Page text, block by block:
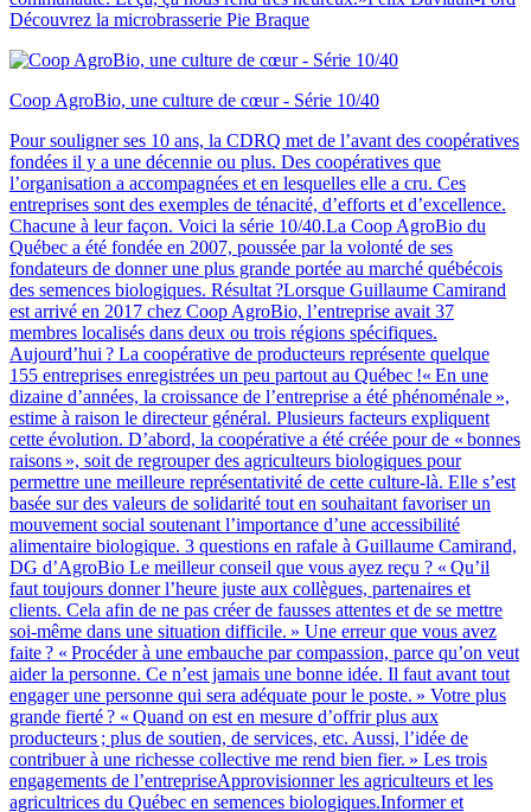
Découvrez la microbrasserie Pie Braque
Coop AgroBio, une culture de cœur - Série 10/40
Pour souligner ses 10 ans, la CDRQ met de l’avant des coopératives
fondées il y a une décennie ou plus. Des coopératives que
l’organisation a accompagnées et en lesquelles elle a cru. Ces
entreprises sont des exemples de ténacité, d’efforts et d’excellence.
Chacune à leur façon. Voici la série 10/40.La Coop AgroBio du
Québec a été fondée en 2007, poussée par la volonté de ses
fondateurs de donner une plus grande portée au marché québécois
des semences biologiques. Résultat ?Lorsque Guillaume Camirand
est arrivé en 2017 chez Coop AgroBio, l’entreprise avait 37
membres localisés dans deux ou trois régions spécifiques.
Aujourd’hui ? La coopérative de producteurs représente quelque
155 entreprises enregistrées un peu partout au Québec !« En une
dizaine d’années, la croissance de l’entreprise a été phénoménale »,
estime à raison le directeur général. Plusieurs facteurs expliquent
cette évolution. D’abord, la coopérative a été créée pour de « bonnes
raisons », soit de regrouper des agriculteurs biologiques pour
permettre une meilleure représentativité de cette culture-là. Elle s’est
basée sur des valeurs de solidarité tout en souhaitant favoriser un
mouvement social soutenant l’importance d’une accessibilité
alimentaire biologique. 3 questions en rafale à Guillaume Camirand,
DG d’AgroBio Le meilleur conseil que vous ayez reçu ? « Qu’il
faut toujours donner l’heure juste aux collègues, partenaires et
clients. Cela afin de ne pas créer de fausses attentes et de se mettre
soi-même dans une situation difficile. » Une erreur que vous avez
faite ? « Procéder à une embauche par compassion, parce qu’on veut
aider la personne. Ce n’est jamais une bonne idée. Il faut avant tout
engager une personne qui sera adéquate pour le poste. » Votre plus
grande fierté ? « Quand on est en mesure d’offrir plus aux
producteurs ; plus de soutien, de services, etc. Aussi, l’idée de
contribuer à une richesse collective me rend bien fier. » Les trois
engagements de l’entrepriseApprovisionner les agriculteurs et les
agricultrices du Québec en semences biologiques.Informer et